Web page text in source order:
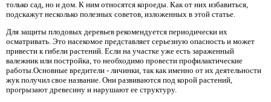
только сад, но и дом. К ним относятся короеды. Как от них избавиться,
подскажут несколько полезных советов, изложенных в этой статье.
Для защиты плодовых деревьев рекомендуется периодически их
осматривать. Это насекомое представляет серьезную опасность и может
привести к гибели растений. Если на участке уже есть зараженный
валежник или постройка, то необходимо провести профилактические
работы.Основные вредители - личинки, так как именно от их деятельности
жук получил свое название. Они развиваются под корой растений,
прогрызают древесину и нарушают ее структуру.